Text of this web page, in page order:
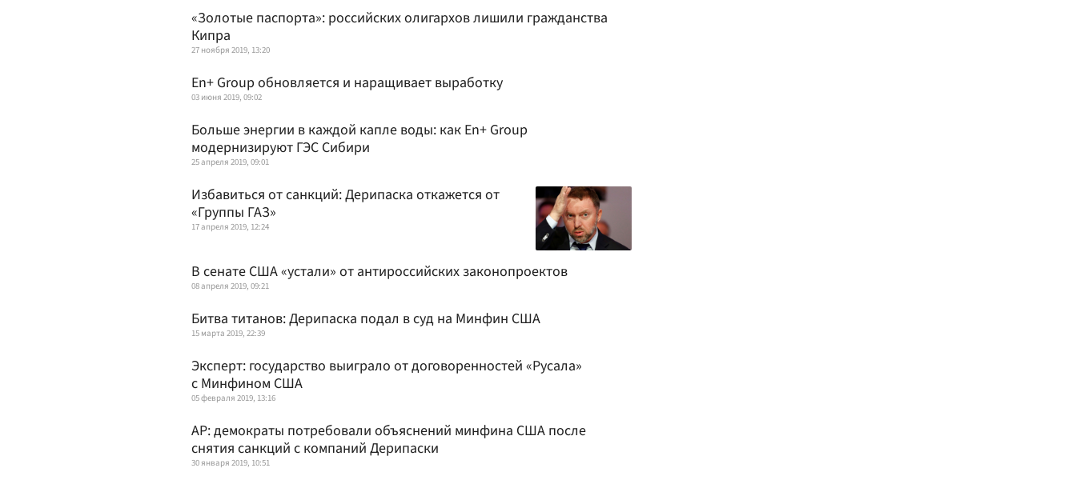
«Золотые паспорта»: российских олигархов лишили гражданства
Кипра
27 ноября 2019, 13:20
En+ Group обновляется и наращивает выработку
03 июня 2019, 09:02
Больше энергии в каждой капле воды: как En+ Group
модернизируют ГЭС Сибири
25 апреля 2019, 09:01
Избавиться от санкций: Дерипаска откажется от
«Группы ГАЗ»
17 апреля 2019, 12:24
В сенате США «устали» от антироссийских законопроектов
08 апреля 2019, 09:21
Битва титанов: Дерипаска подал в суд на Минфин США
15 марта 2019, 22:39
Эксперт: государство выиграло от договоренностей «Русала»
с Минфином США
05 февраля 2019, 13:16
AP: демократы потребовали объяснений минфина США после
снятия санкций c компаний Дерипаски
30 января 2019, 10:51